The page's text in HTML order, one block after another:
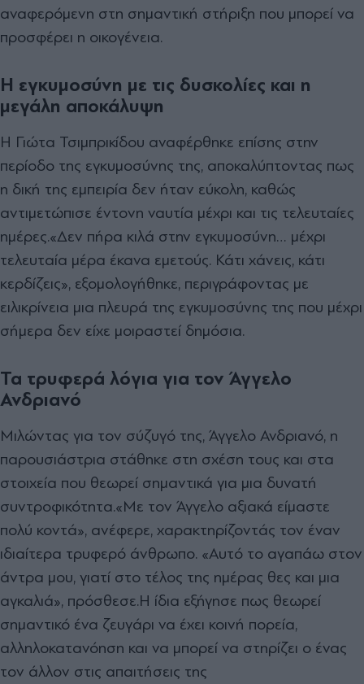
αναφερόμενη στη σημαντική στήριξη που μπορεί να
προσφέρει η οικογένεια.
Η εγκυμοσύνη με τις δυσκολίες και η
μεγάλη αποκάλυψη
Η Γιώτα Τσιμπρικίδου αναφέρθηκε επίσης στην
περίοδο της εγκυμοσύνης της, αποκαλύπτοντας πως
η δική της εμπειρία δεν ήταν εύκολη, καθώς
αντιμετώπισε έντονη ναυτία μέχρι και τις τελευταίες
ημέρες.«Δεν πήρα κιλά στην εγκυμοσύνη… μέχρι
τελευταία μέρα έκανα εμετούς. Κάτι χάνεις, κάτι
κερδίζεις», εξομολογήθηκε, περιγράφοντας με
ειλικρίνεια μια πλευρά της εγκυμοσύνης της που μέχρι
σήμερα δεν είχε μοιραστεί δημόσια.
Τα τρυφερά λόγια για τον Άγγελο
Ανδριανό
Μιλώντας για τον σύζυγό της, Άγγελο Ανδριανό, η
παρουσιάστρια στάθηκε στη σχέση τους και στα
στοιχεία που θεωρεί σημαντικά για μια δυνατή
συντροφικότητα.«Με τον Άγγελο αξιακά είμαστε
πολύ κοντά», ανέφερε, χαρακτηρίζοντάς τον έναν
ιδιαίτερα τρυφερό άνθρωπο. «Αυτό το αγαπάω στον
άντρα μου, γιατί στο τέλος της ημέρας θες και μια
αγκαλιά», πρόσθεσε.Η ίδια εξήγησε πως θεωρεί
σημαντικό ένα ζευγάρι να έχει κοινή πορεία,
αλληλοκατανόηση και να μπορεί να στηρίζει ο ένας
τον άλλον στις απαιτήσεις της